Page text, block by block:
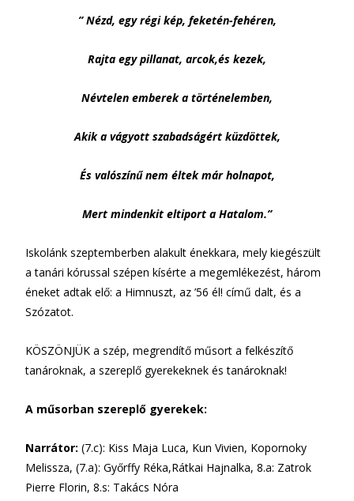
” Nézd, egy régi kép, feketén-fehéren,
Rajta egy pillanat, arcok,és kezek,
Névtelen emberek a történelemben,
Akik a vágyott szabadságért küzdöttek,
És valószínű nem éltek már holnapot,
Mert mindenkit eltiport a Hatalom.”
Iskolánk szeptemberben alakult énekkara, mely kiegészült
a tanári kórussal szépen kísérte a megemlékezést, három
éneket adtak elő: a Himnuszt, az ’56 él! című dalt, és a
Szózatot.
KÖSZÖNJÜK a szép, megrendítő műsort a felkészítő
tanároknak, a szereplő gyerekeknek és tanároknak!
A műsorban szereplő gyerekek:
Narrátor: (7.c): Kiss Maja Luca, Kun Vivien, Kopornoky
Melissza, (7.a): Győrffy Réka,Rátkai Hajnalka, 8.a: Zatrok
Pierre Florin, 8.s: Takács Nóra